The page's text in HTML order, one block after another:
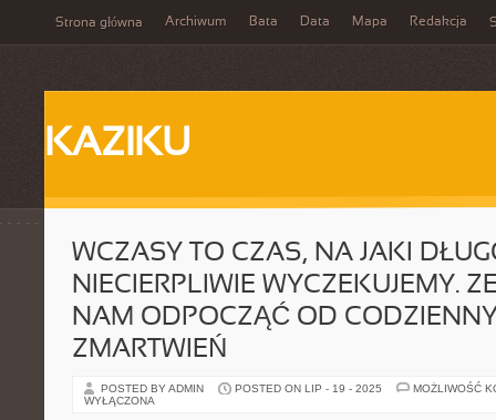
Strona główna Archiwum Bata Data Mapa Redakcja
KAZIKU
WCZASY TO CZAS, NA JAKI
NIECIERPLIWIE WYCZEKUJEMY.
NAM ODPOCZĄĆ OD
ZMARTWIEŃ
POSTED BY ADMIN POSTED ON LIP - 19 - 2025
MOŻLIWOŚĆ
WYŁĄCZONA